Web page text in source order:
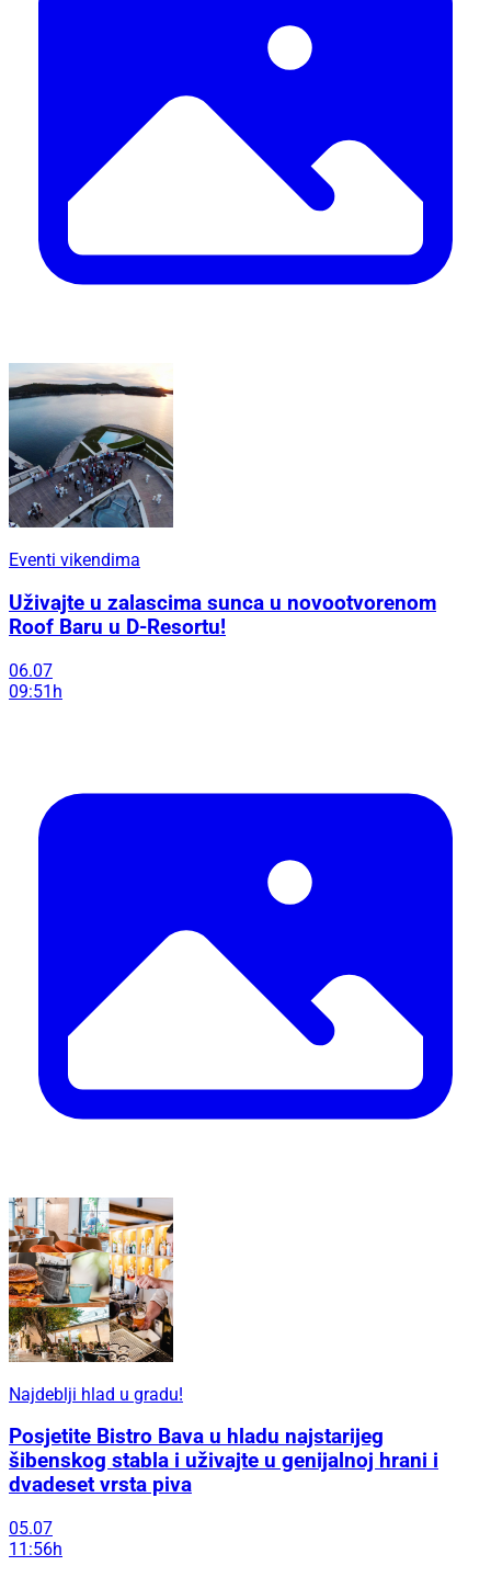
Eventi vikendima
Uživajte u zalascima sunca u novootvorenom
Roof Baru u D-Resortu!
06.07
09:51h
Najdeblji hlad u gradu!
Posjetite Bistro Bava u hladu najstarijeg
šibenskog stabla i uživajte u genijalnoj hrani i
dvadeset vrsta piva
05.07
11:56h